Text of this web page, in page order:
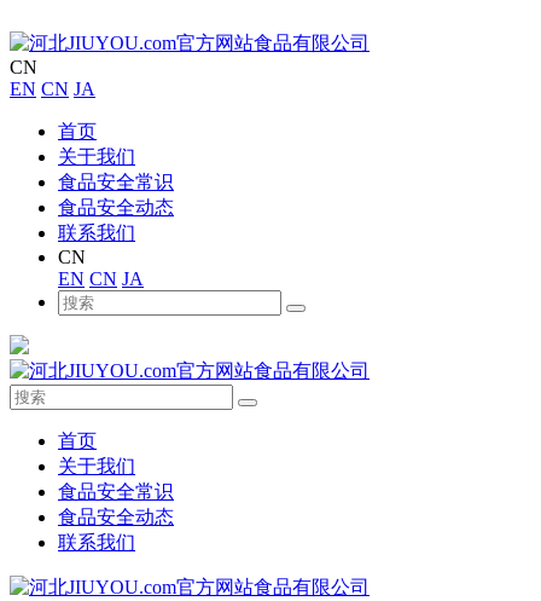
CN
EN CN JA
首页
关于我们
食品安全常识
食品安全动态
联系我们
CN
EN CN JA
首页
关于我们
食品安全常识
食品安全动态
联系我们